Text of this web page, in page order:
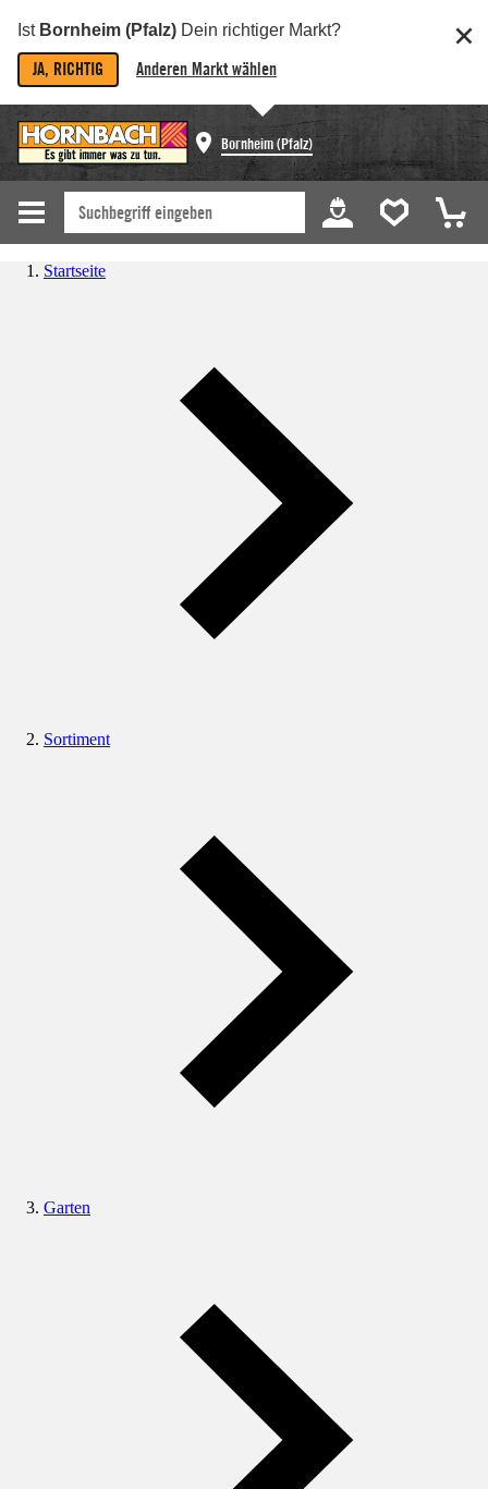
Ist Bornheim (Pfalz) Dein richtiger Markt?
JA, RICHTIG Anderen Markt wählen
Bornheim (Pfalz)
Startseite
Sortiment
Garten